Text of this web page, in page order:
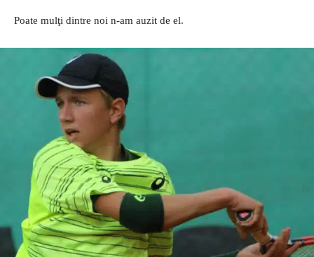
Poate mulţi dintre noi n-am auzit de el.